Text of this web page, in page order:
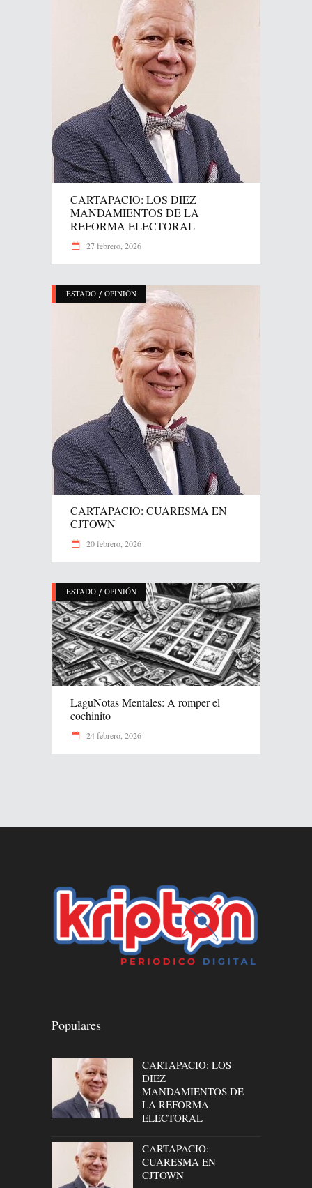
CARTAPACIO: LOS DIEZ
MANDAMIENTOS DE LA
REFORMA ELECTORAL
27 febrero, 2026
ESTADO / OPINIÓN
CARTAPACIO: CUARESMA EN
CJTOWN
20 febrero, 2026
ESTADO / OPINIÓN
LaguNotas Mentales: A romper el
cochinito
24 febrero, 2026
Populares
CARTAPACIO: LOS
DIEZ
MANDAMIENTOS DE
LA REFORMA
ELECTORAL
CARTAPACIO:
CUARESMA EN
CJTOWN